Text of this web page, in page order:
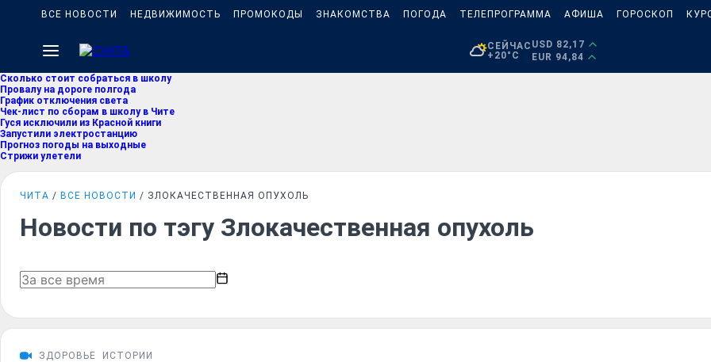
ВСЕ НОВОСТИ НЕДВИЖИМОСТЬ ПРОМОКОДЫ ЗНАКОМСТВА ПОГОДА ТЕЛЕПРОГРАММА АФИША ГОРОСКОП
СЕЙЧАС
+20°C
USD 82,17
EUR 94,84
Сколько стоит собраться в школу
Провалу на дороге полгода
График отключения света
Чек-лист по сборам в школу в Чите
Гуся исключили из Красной книги
Запустили электростанцию
Прогноз погоды на выходные
Стрижи улетели
ЧИТА ВСЕ НОВОСТИ ЗЛОКАЧЕСТВЕННАЯ ОПУХОЛЬ
Новости по тэгу Злокачественная опухоль
ЗДОРОВЬЕ ИСТОРИИ